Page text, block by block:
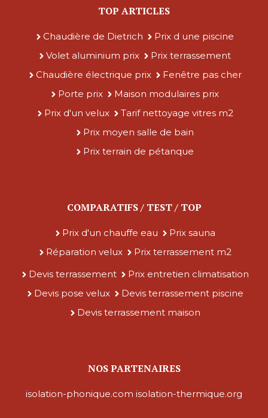
TOP ARTICLES
Chaudière de Dietrich
Prix d une piscine
Volet aluminium prix
Prix terrassement
Chaudière électrique prix
Fenêtre pas cher
Porte prix
Maison modulaires prix
Prix d'un velux
Tarif nettoyage vitres m2
Prix moyen salle de bain
Prix terrain de pétanque
COMPARATIFS / TEST / TOP
Prix d'un chauffe eau
Prix sauna
Réparation velux
Prix terrassement m2
Devis terrassement
Prix entretien climatisation
Devis pose velux
Devis terrassement piscine
Devis terrassement maison
NOS PARTENAIRES
isolation-phonique.com isolation-thermique.org